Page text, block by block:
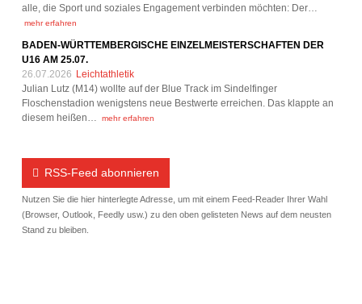
alle, die Sport und soziales Engagement verbinden möchten: Der…
mehr erfahren
BADEN-WÜRTTEMBERGISCHE EINZELMEISTERSCHAFTEN DER
U16 AM 25.07.
26.07.2026 Leichtathletik
Julian Lutz (M14) wollte auf der Blue Track im Sindelfinger
Floschenstadion wenigstens neue Bestwerte erreichen. Das klappte an
diesem heißen…
mehr erfahren
RSS-Feed abonnieren
Nutzen Sie die hier hinterlegte Adresse, um mit einem Feed-Reader Ihrer Wahl
(Browser, Outlook, Feedly usw.) zu den oben gelisteten News auf dem neusten
Stand zu bleiben.